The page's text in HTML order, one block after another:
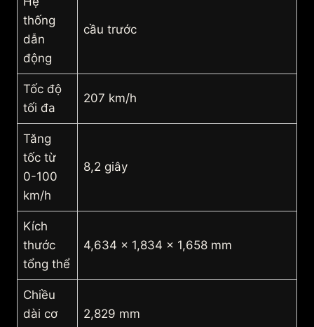
thống
dẫn
động
cầu trước
Tốc độ
tối đa
207 km/h
Tăng
tốc từ
0-100
km/h
8,2 giây
Kích
thước
tổng thể
4,634 x 1,834 x 1,658 mm
Chiều
dài cơ
2,829 mm